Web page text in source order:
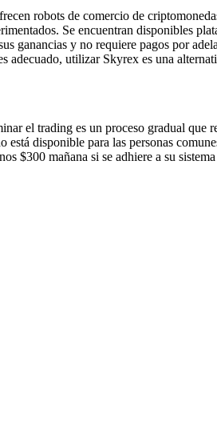
robots de comercio de
Se encuentran disponibles
ganancias y no requiere pagos por
adecuado, utilizar Skyrex es una
el trading es un proceso gradual que
disponible para las personas
$300 mañana si se adhiere a su